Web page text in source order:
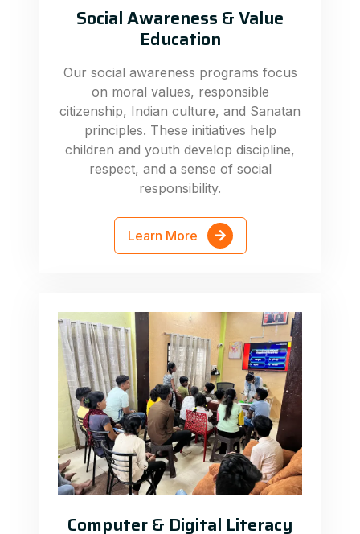
Social Awareness & Value
Education
Our social awareness programs focus
on moral values, responsible
citizenship, Indian culture, and Sanatan
principles. These initiatives help
children and youth develop discipline,
respect, and a sense of social
responsibility.
Learn More
Computer & Digital Literacy